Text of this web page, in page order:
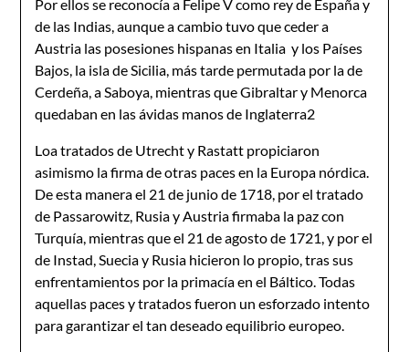
Por ellos se reconocía a Felipe V como rey de España y
de las Indias, aunque a cambio tuvo que ceder a
Austria las posesiones hispanas en Italia y los Países
Bajos, la isla de Sicilia, más tarde permutada por la de
Cerdeña, a Saboya, mientras que Gibraltar y Menorca
quedaban en las ávidas manos de Inglaterra2
Loa tratados de Utrecht y Rastatt propiciaron
asimismo la firma de otras paces en la Europa nórdica.
De esta manera el 21 de junio de 1718, por el tratado
de Passarowitz, Rusia y Austria firmaba la paz con
Turquía, mientras que el 21 de agosto de 1721, y por el
de Instad, Suecia y Rusia hicieron lo propio, tras sus
enfrentamientos por la primacía en el Báltico. Todas
aquellas paces y tratados fueron un esforzado intento
para garantizar el tan deseado equilibrio europeo.